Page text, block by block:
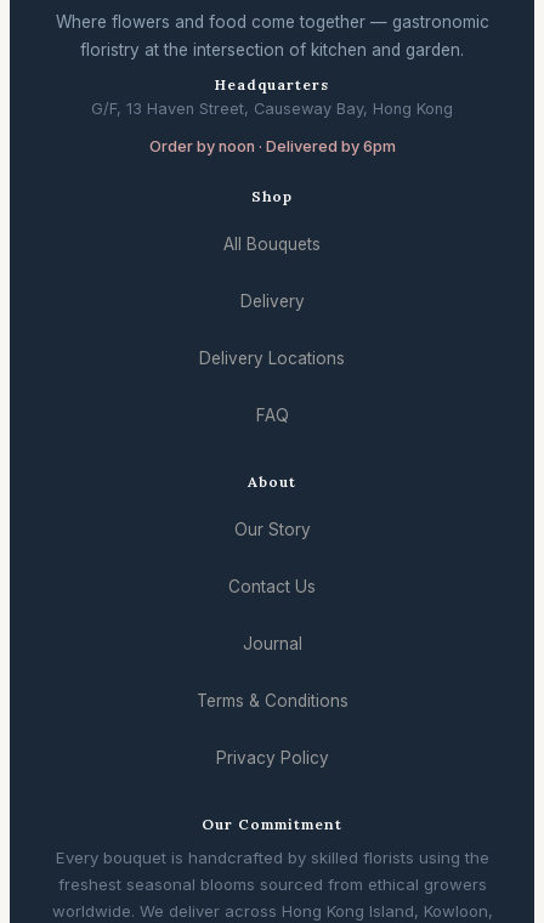
Where flowers and food come together — gastronomic
floristry at the intersection of kitchen and garden.
Headquarters
G/F, 13 Haven Street, Causeway Bay, Hong Kong
Order by noon · Delivered by 6pm
Shop
All Bouquets
Delivery
Delivery Locations
FAQ
About
Our Story
Contact Us
Journal
Terms & Conditions
Privacy Policy
Our Commitment
Every bouquet is handcrafted by skilled florists using the
freshest seasonal blooms sourced from ethical growers
worldwide. We deliver across Hong Kong Island, Kowloon,